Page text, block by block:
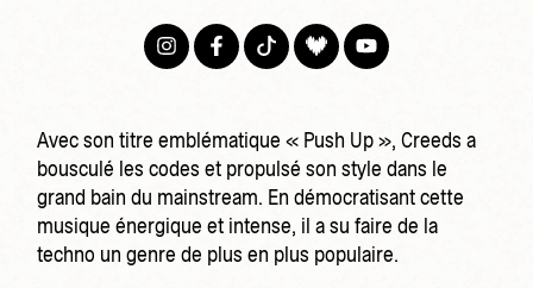
Avec son titre emblématique « Push Up », Creeds a
bousculé les codes et propulsé son style dans le
grand bain du mainstream. En démocratisant cette
musique énergique et intense, il a su faire de la
techno un genre de plus en plus populaire.